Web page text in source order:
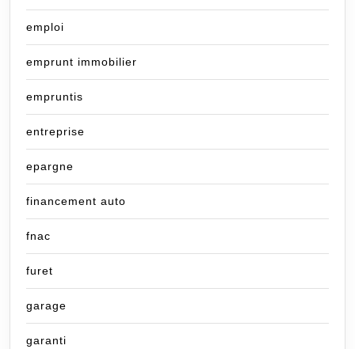
emploi
emprunt immobilier
empruntis
entreprise
epargne
financement auto
fnac
furet
garage
garanti